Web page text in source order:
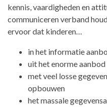
kennis, vaardigheden en
communiceren verband
ervoor dat kinderen…
in het informatie
uit het enorme
met veel losse
opbouwen
het massale